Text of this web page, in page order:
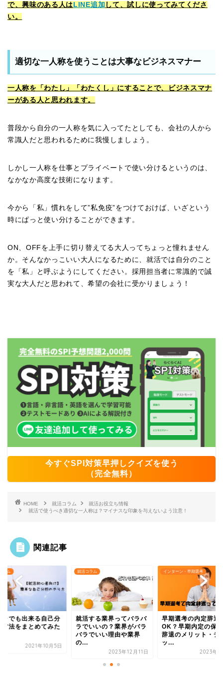
で、興味のある人はLINE追加 して、試しに使ってみてくださ
い。
適切な一人称を使うことは大事なビジネスマナー
一人称を「わたし」「わたくし」にすることで、ビジネスマナ
ーがある人と思われます。
普段から自分の一人称を気に入ってたとしても、会社の人から
常識人だと思われるために我慢しましょう。
しかし一人称を仕事とプライベートで使い分けるというのは、
なかなか高度な技術になります。
今から「私」慣れをして”私免疫”をつけておけば、いざという
時にぱっと使い分けることができます。
ON、OFFを上手に切り替えてる大人ってちょっと憧れません
か。そんなかっこいい大人になるために、就活では自分のこと
を「私」と呼ぶようにしてください。採用担当者に常識的で誠
実な大人だと思われて、希望の会社に受かりましょう！
今すぐSPI対策早押しクイズを使う
（完全無料）
HOME 就活コラム
就活お役立ち情報
就活で使うべき適切な一人称は？マイナスな印象を与えないよう注意！
関連記事
ラム
ャでも出来る自己分
方法をまとめてみた
2021年10月5日
就活コラム
就活する業界ってバラバ
ラでいいの？業界がバラ
バラでいい理由や業界
の...
2023年12月11日
インターン・早期選考
早期選考の内定辞退
OK？早期内定の保
辞退のメリット・デ
ッ...
2023年7